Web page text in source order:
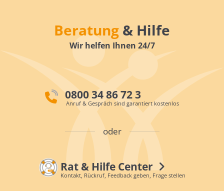
Beratung & Hilfe
Wir helfen Ihnen 24/7
0800 34 86 72 3
Anruf & Gespräch sind garantiert kostenlos
oder
Rat & Hilfe Center
Kontakt, Rückruf, Feedback geben, Frage stellen